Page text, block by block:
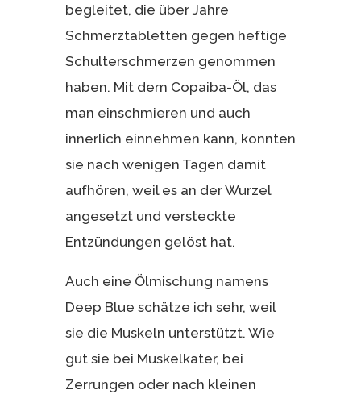
begleitet, die über Jahre
Schmerztabletten gegen heftige
Schulterschmerzen genommen
haben. Mit dem Copaiba-Öl, das
man einschmieren und auch
innerlich einnehmen kann, konnten
sie nach wenigen Tagen damit
aufhören, weil es an der Wurzel
angesetzt und versteckte
Entzündungen gelöst hat.
Auch eine Ölmischung namens
Deep Blue schätze ich sehr, weil
sie die Muskeln unterstützt. Wie
gut sie bei Muskelkater, bei
Zerrungen oder nach kleinen